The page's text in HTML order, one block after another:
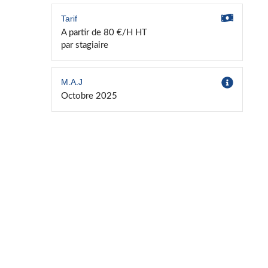
Tarif
A partir de 80 €/H HT
par stagiaire
M.A.J
Octobre 2025